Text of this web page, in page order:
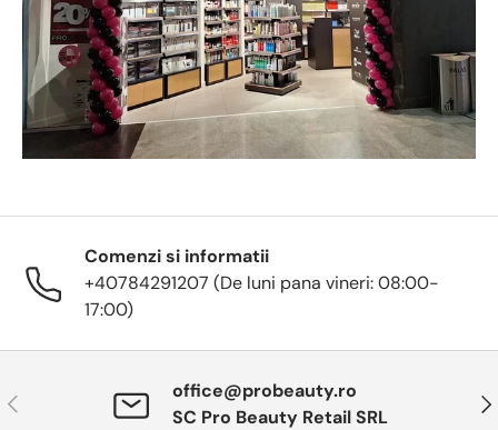
Comenzi si informatii
+40784291207 (De luni pana vineri: 08:00-
17:00)
Anterior
office@probeauty.ro
SC Pro Beauty Retail SRL